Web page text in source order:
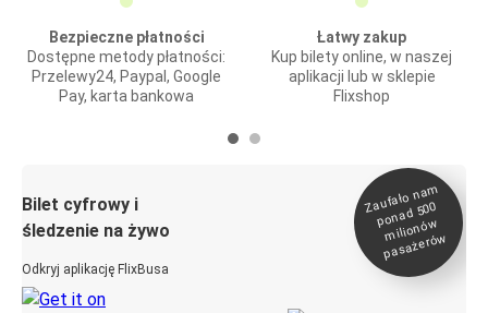
Bezpieczne płatności
Dostępne metody płatności:
Przelewy24, Paypal, Google
Pay, karta bankowa
Łatwy zakup
Kup bilety online, w naszej
aplikacji lub w sklepie
Flixshop
Bilet cyfrowy i
śledzenie na żywo
Odkryj aplikację FlixBusa
Zaufało na
m
ponad 500
milionó
w
pasażeró
w